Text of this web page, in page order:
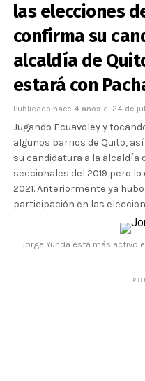
las elecciones
confirma su
alcaldía de
estará con
Publicado hace 4 años el 24 de
Jugando Ecuavoley y
algunos barrios de Quito,
su candidatura a la alcaldía
seccionales del 2019 pero
2021. Anteriormente ya
participación en las
Jorge Yunda está más activo